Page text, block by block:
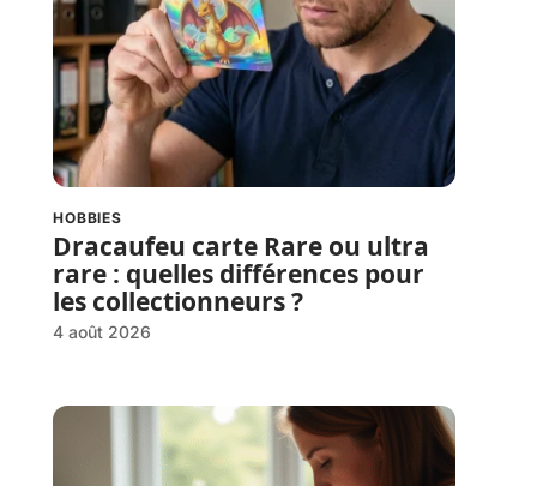
HOBBIES
Dracaufeu carte Rare ou ultra
rare : quelles différences pour
les collectionneurs ?
4 août 2026